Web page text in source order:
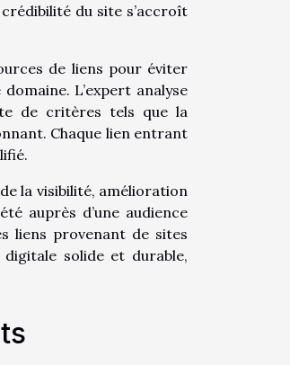
du site s’accroît
de liens pour éviter
L’expert analyse
de critères tels que la
Chaque lien entrant
la visibilité, amélioration
auprès d’une audience
liens provenant de sites
solide et durable,